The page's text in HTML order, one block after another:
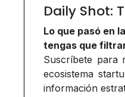
Daily Shot:
Lo que pasó en
tengas que
Suscríbete para
ecosistema
información